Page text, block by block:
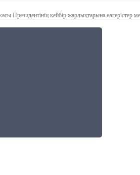
Президентінің кейбір жарлықтарына өзгерістер